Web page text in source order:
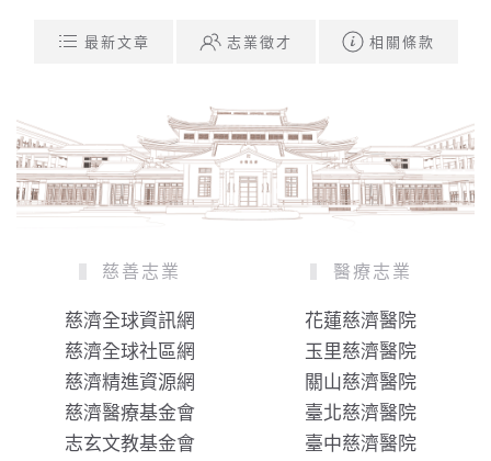
最新文章 志業徵才 相關條款
慈善志業
慈濟全球資訊網
慈濟全球社區網
慈濟精進資源網
慈濟醫療基金會
志玄文教基金會
醫療志業
花蓮慈濟醫院
玉里慈濟醫院
關山慈濟醫院
臺北慈濟醫院
臺中慈濟醫院